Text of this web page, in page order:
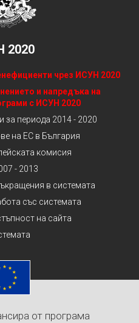
2020
чрез ИСУН 2020
и напредъка на
с ИСУН 2020
за периода 2014 - 2020
на ЕС в България
комисия
- 2013
в системата
със системата
на сайта
от програма